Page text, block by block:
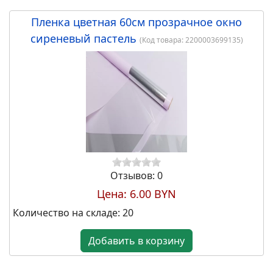
24.00 BYN
Набор коробок "Сердце" с
прозр.крышкой, 3шт. 23х20,7х9 /
20,7х18,4х8 / 18,4х16,1х7 см.
красный (W7799)
Пленка цветная 60см прозрачное окно
сиреневый пастель(Код товара:2200003699135
Отзывов: 0
Цена:6.00 BYN
Количество на складе:20
Добавить в корзину